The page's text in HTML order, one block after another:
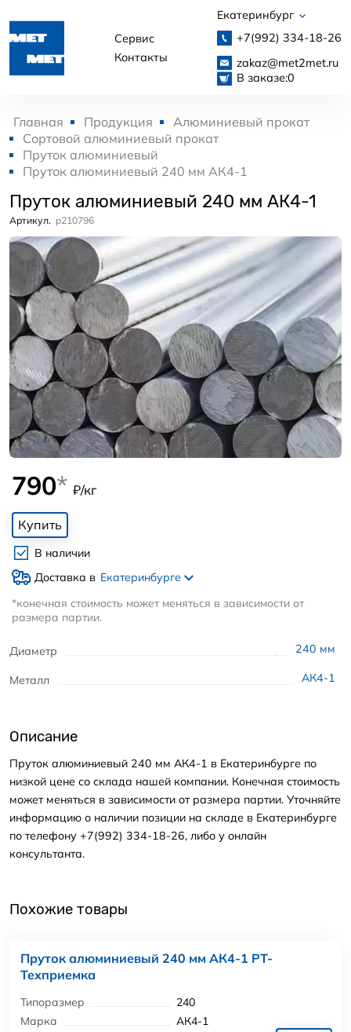
Сервис
Контакты
Екатеринбург
+7(992) 334-18-26
zakaz@met2met.ru
В заказе:0
Главная Продукция
Алюминиевый прокат
Сортовой алюминиевый прокат
Пруток алюминиевый
Пруток алюминиевый 240 мм АК4-1
Пруток алюминиевый 240 мм АК4-1
Артикул. p210796
Диаметр 240 мм
Металл АК4-1
790* ₽/кг
Купить
В наличии
Доставка в Екатеринбурге
*конечная стоимость может меняться в зависимости от
размера партии.
Описание
Пруток алюминиевый 240 мм АК4-1 в Екатеринбурге по
низкой цене со склада нашей компании. Конечная стоимость
может меняться в зависимости от размера партии. Уточняйте
информацию о наличии позиции на складе в Екатеринбурге
по телефону +7(992) 334-18-26, либо у онлайн
консультанта.
Похожие товары
Пруток алюминиевый 240 мм АК4-1 РТ-
Техприемка
Типоразмер
240
Марка
АК4-1